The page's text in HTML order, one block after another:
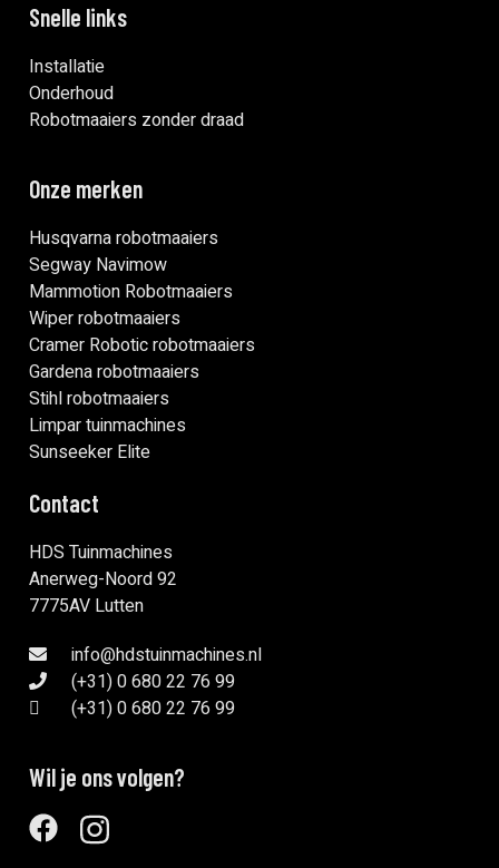
Snelle links
Installatie
Onderhoud
Robotmaaiers zonder draad
Onze merken
Husqvarna robotmaaiers
Segway Navimow
Mammotion Robotmaaiers
Wiper robotmaaiers
Cramer Robotic robotmaaiers
Gardena robotmaaiers
Stihl robotmaaiers
Limpar tuinmachines
Sunseeker Elite
Contact
HDS Tuinmachines
Anerweg-Noord 92
7775AV Lutten
info@hdstuinmachines.nl
(+31) 0 680 22 76 99
(+31) 0 680 22 76 99
Wil je ons volgen?